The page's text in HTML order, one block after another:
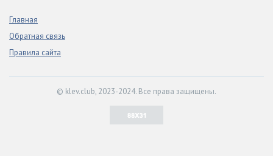
Главная
Обратная связь
Правила сайта
© klev.club, 2023-2024. Все права защищены.